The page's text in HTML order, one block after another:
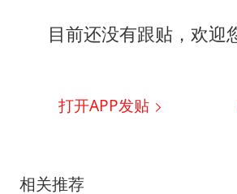
目前还没有跟贴，欢迎
打开APP发贴
相关推荐